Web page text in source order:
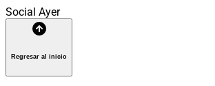
Social Ayer
Regresar al inicio